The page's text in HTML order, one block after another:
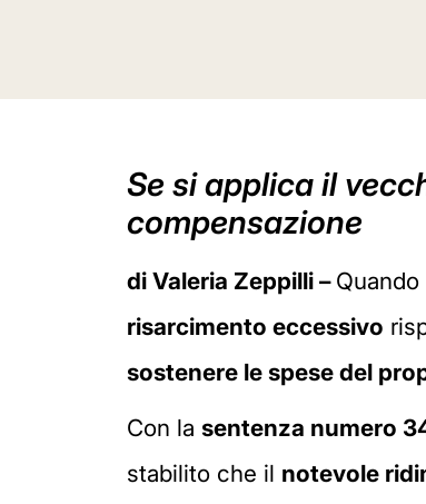
Se si applica il
compensazione
di Valeria Zeppilli –
risarcimento eccessivo
sostenere le spese del
Con la sentenza numero
stabilito che il notevole